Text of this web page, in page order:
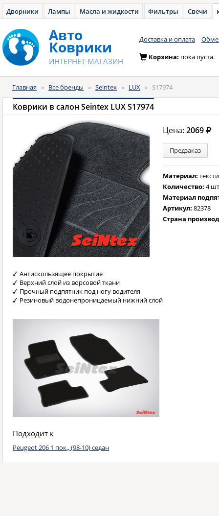
Дворники Лампы Масла и жидкости Фильтры Свечи
Авто
Коврики
ИНТЕРНЕТ-МАГАЗИН
Доставка и оплата
Корзина: пока пуста.
Главная » Все бренды » Seintex » LUX » S17974
Коврики в салон Seintex LUX S17974
Цена:2069
Предзаказ
Материал:
Количество:4
Материал
Артикул:82378
Страна
Антискользящее покрытие
Верхний слой из ворсовой ткани
Прочный подпятник под ногу водителя
Резиновый водонепроницаемый нижний слой
Подходит к
Peugeot 206 1 пок., (98-10) седан